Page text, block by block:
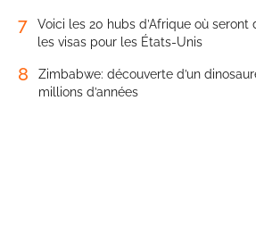
7
Voici les 20 hubs d’Afrique où seront
les visas pour les États-Unis
8
Zimbabwe: découverte d’un
millions d’années